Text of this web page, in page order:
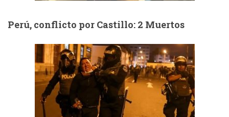
Perú, conflicto por Castillo: 2 Muertos